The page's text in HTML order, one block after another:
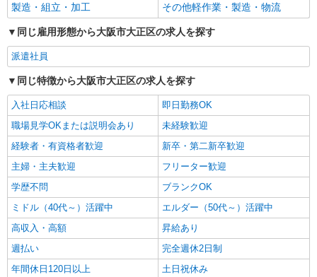
派遣社員
株式会社テクノ・サービス/お仕事No/0898344
粉塵除去装置の組立
大阪府大阪市大正区
詳細を見る
派遣社員
株式会社テクノ・サービス/お仕事No/0861637
時給1500円交通費全額支給
大阪府大阪市大正区
キープ 詳細を見る
派遣社員
製造・組立・加工
その他軽作業・製造・物流
同じ雇用形態から大阪市大正区の求人を探す
派遣社員
同じ特徴から大阪市大正区の求人を探す
入社日応相談
即日勤務OK
職場見学OKまたは説明会あり
未経験歓迎
経験者・有資格者歓迎
新卒・第二新卒歓迎
主婦・主夫歓迎
フリーター歓迎
学歴不問
ブランクOK
ミドル（40代～）活躍中
エルダー（50代～）活躍中
高収入・高額
昇給あり
週払い
完全週休2日制
年間休日120日以上
土日祝休み